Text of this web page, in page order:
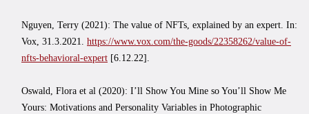
Nguyen, Terry (2021): The value of NFTs, explained by an expert. In:
Vox, 31.3.2021. https://www.vox.com/the-goods/22358262/value-of-
nfts-behavioral-expert [6.12.22].
Oswald, Flora et al (2020): I’ll Show You Mine so You’ll Show Me
Yours: Motivations and Personality Variables in Photographic